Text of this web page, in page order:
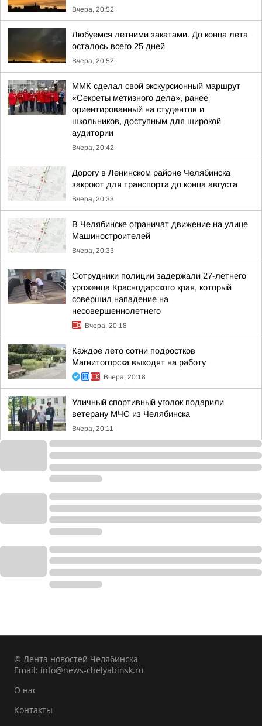
Вчера, 20:52
Любуемся летними закатами. До конца лета
осталось всего 25 дней
Вчера, 20:52
ММК сделал свой экскурсионный маршрут
«Секреты метизного дела», ранее
ориентированный на студентов и
школьников, доступным для широкой
аудитории
Вчера, 20:42
Дорогу в Ленинском районе Челябинска
закроют для транспорта до конца августа
Вчера, 20:33
В Челябинске ограничат движение на улице
Машиностроителей
Вчера, 20:33
Сотрудники полиции задержали 27-летнего
уроженца Краснодарского края, который
совершил нападение на
несовершеннолетнего
Вчера, 20:18
Каждое лето сотни подростков
Магнитогорска выходят на работу
Вчера, 20:18
Уличный спортивный уголок подарили
ветерану МЧС из Челябинска
Вчера, 20:11
© Лента новостей Челябинска
Email: info@news-chelyabinsk.ru
О нас
Контакты